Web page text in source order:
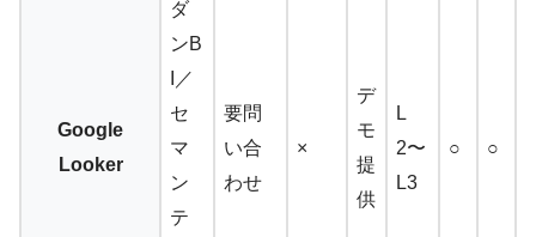
Google
Looker
ダ
ンB
I／
セ
マ
ン
テ
要問
い合
わせ
×
デ
モ
提
供
L
2〜
L3
○ ○